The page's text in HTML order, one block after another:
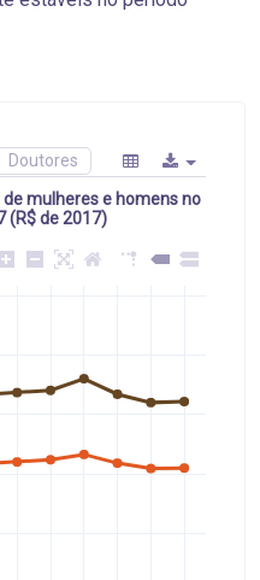
Doutores
mulheres e homens no
(R$ de 2017)